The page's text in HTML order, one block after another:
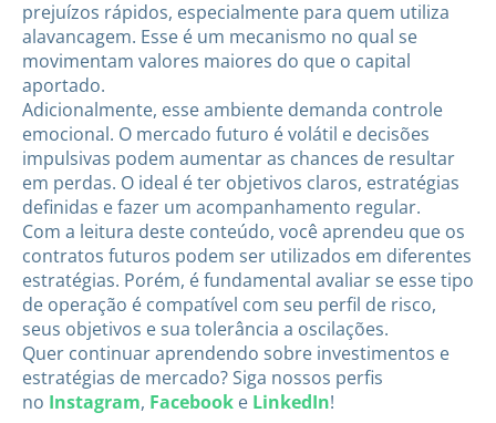
prejuízos rápidos, especialmente para quem utiliza
alavancagem. Esse é um mecanismo no qual se
movimentam valores maiores do que o capital
aportado.
Adicionalmente, esse ambiente demanda controle
emocional. O mercado futuro é volátil e decisões
impulsivas podem aumentar as chances de resultar
em perdas. O ideal é ter objetivos claros, estratégias
definidas e fazer um acompanhamento regular.
Com a leitura deste conteúdo, você aprendeu que os
contratos futuros podem ser utilizados em diferentes
estratégias. Porém, é fundamental avaliar se esse tipo
de operação é compatível com seu perfil de risco,
seus objetivos e sua tolerância a oscilações.
Quer continuar aprendendo sobre investimentos e
estratégias de mercado? Siga nossos perfis
no Instagram, Facebook e LinkedIn!